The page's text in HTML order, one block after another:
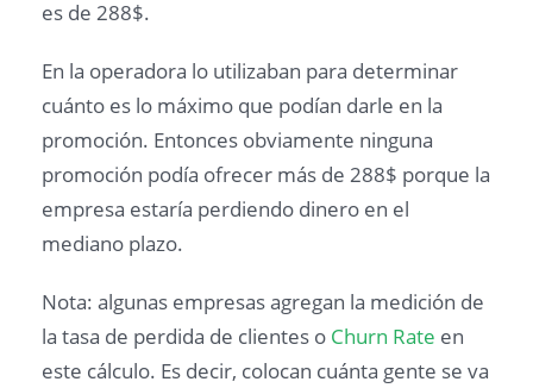
es de 288$.
En la operadora lo utilizaban para determinar
cuánto es lo máximo que podían darle en la
promoción. Entonces obviamente ninguna
promoción podía ofrecer más de 288$ porque la
empresa estaría perdiendo dinero en el
mediano plazo.
Nota: algunas empresas agregan la medición de
la tasa de perdida de clientes o Churn Rate en
este cálculo. Es decir, colocan cuánta gente se va